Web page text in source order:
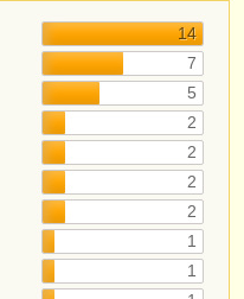
14
7
5
2
2
2
2
1
1